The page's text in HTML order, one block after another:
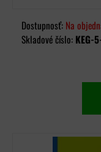
Dostupnosť: Na
Skladové číslo: KEG-